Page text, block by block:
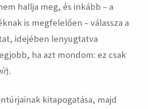
hallja meg, és inkább – a
is megfelelően – válassza a
idejében lenyugtatva
ha azt mondom: ez csak
).
kitapogatása, majd